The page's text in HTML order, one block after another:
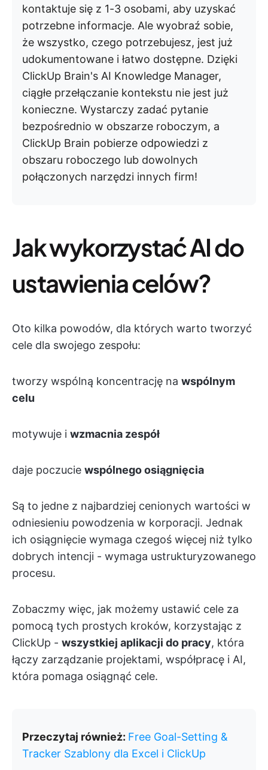
kontaktuje się z 1-3 osobami, aby uzyskać
potrzebne informacje. Ale wyobraź sobie,
że wszystko, czego potrzebujesz, jest już
udokumentowane i łatwo dostępne. Dzięki
ClickUp Brain's AI Knowledge Manager,
ciągłe przełączanie kontekstu nie jest już
konieczne. Wystarczy zadać pytanie
bezpośrednio w obszarze roboczym, a
ClickUp Brain pobierze odpowiedzi z
obszaru roboczego lub dowolnych
połączonych narzędzi innych firm!
Jak wykorzystać AI do
ustawienia celów?
Oto kilka powodów, dla których warto tworzyć
cele dla swojego zespołu:
tworzy wspólną koncentrację na wspólnym
celu
motywuje i wzmacnia zespół
daje poczucie wspólnego osiągnięcia
Są to jedne z najbardziej cenionych wartości w
odniesieniu powodzenia w korporacji. Jednak
ich osiągnięcie wymaga czegoś więcej niż tylko
dobrych intencji - wymaga ustrukturyzowanego
procesu.
Zobaczmy więc, jak możemy ustawić cele za
pomocą tych prostych kroków, korzystając z
ClickUp - wszystkiej aplikacji do pracy, która
łączy zarządzanie projektami, współpracę i AI,
która pomaga osiągnąć cele.
Przeczytaj również: Free Goal-Setting &
Tracker Szablony dla Excel i ClickUp